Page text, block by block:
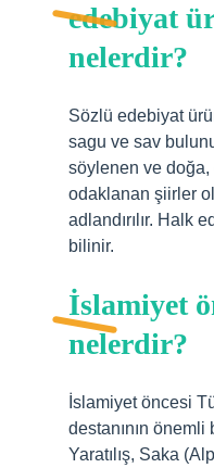
edebiyat
nelerdir?
Sözlü edebiyat
sagu ve sav
söylenen ve
odaklanan şiirler
adlandırılır. Halk
bilinir.
İslamiyet
nelerdir?
İslamiyet öncesi
destanının
Yaratılış, Saka